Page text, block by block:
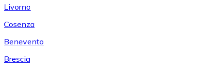
Livorno
Cosenza
Benevento
Brescia